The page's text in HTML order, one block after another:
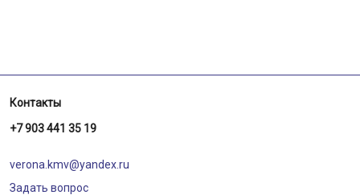
Контакты
+7 903 441 35 19
verona.kmv@yandex.ru
Задать вопрос